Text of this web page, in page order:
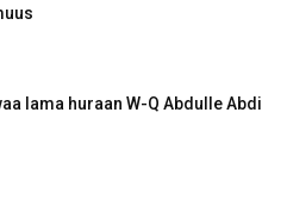
lama huraan W-Q Abdulle Abdi